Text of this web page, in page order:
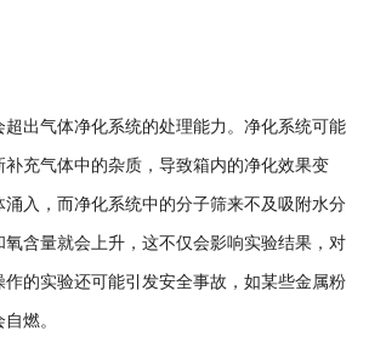
超出气体净化系统的处理能力。净化系统可能
充气体中的杂质，导致箱内的净化效果变
涌入，而净化系统中的分子筛来不及吸附水分
含量就会上升，这不仅会影响实验结果，对
的实验还可能引发安全事故，如某些金属粉
燃。